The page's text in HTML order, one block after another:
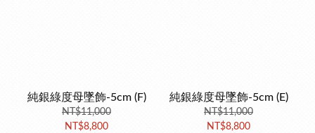
純銀綠度母墜飾-5cm (F)
NT$11,000
NT$8,800
純銀綠度母墜飾-5cm (E)
NT$11,000
NT$8,800